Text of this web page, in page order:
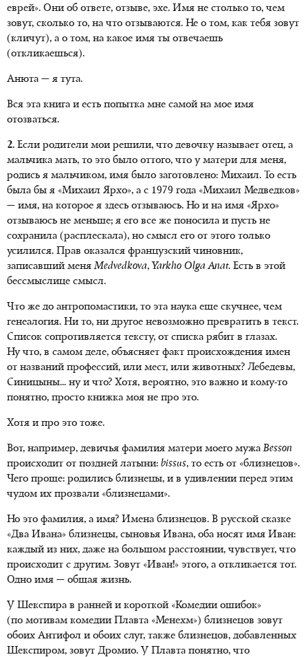
еврей». Они об ответе, отзыве, эхе. Имя не столько то, чем
зовут, сколько то, на что отзываются. Не о том, как тебя зовут
(кличут), а о том, на какое имя ты отвечаешь
(откликаешься).
Анюта — я тута.
Вся эта книга и есть попытка мне самой на мое имя
отозваться.
2. Если родители мои решили, что девочку называет отец, а
мальчика мать, то это было оттого, что у матери для меня,
родись я мальчиком, имя было заготовлено: Михаил. То есть
была бы я «Михаил Ярхо», а с 1979 года «Михаил Медведков»
— имя, на которое я здесь отзываюсь. Но и на имя «Ярхо»
отзываюсь не меньше; я его все же поносила и пусть не
сохранила (расплескала), но смысл его от этого только
усилился. Прав оказался французский чиновник,
записавший меняMedvedkova, Yarkho Olga Anat. Есть в этой
бессмыслице смысл.
Что же до антропомастики, то эта наука еще скучнее, чем
генеалогия. Ни то, ни другое невозможно превратить в текст.
Список сопротивляется тексту, от списка рябит в глазах.
Ну что, в самом деле, объясняет факт происхождения имен
от названий профессий, или мест, или животных? Лебедевы,
Синицыны... ну и что? Хотя, вероятно, это важно и кому-то
понятно, просто книжка моя не про это.
Хотя и про это тоже.
Вот, например, девичья фамилия матери моего мужаBesson
происходит от поздней латыни: bissus, то есть от «близнецов».
Чего проще: родились близнецы, и в удивлении перед этим
чудом их прозвали «близнецами».
Но это фамилия, а имя? Имена близнецов. В русской сказке
«Два Ивана» близнецы, сыновья Ивана, оба носят имя Иван:
каждый из них, даже на большом расстоянии, чувствует, что
происходит с другим. Зовут «Иван!» этого, а откликается тот.
Одно имя — общая жизнь.
У Шекспира в ранней и короткой «Комедии ошибок»
(по мотивам комедии Плавта «Менехм») близнецов зовут
обоих Антифол и обоих слуг, также близнецов, добавленных
Шекспиром, зовут Дромио. У Плавта понятно, что